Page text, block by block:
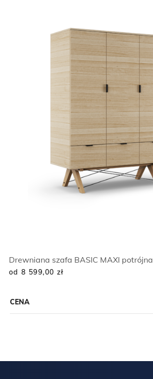
CENA
Drewniana szafa BASIC MAXI potrójna
od 8 599,00 zł